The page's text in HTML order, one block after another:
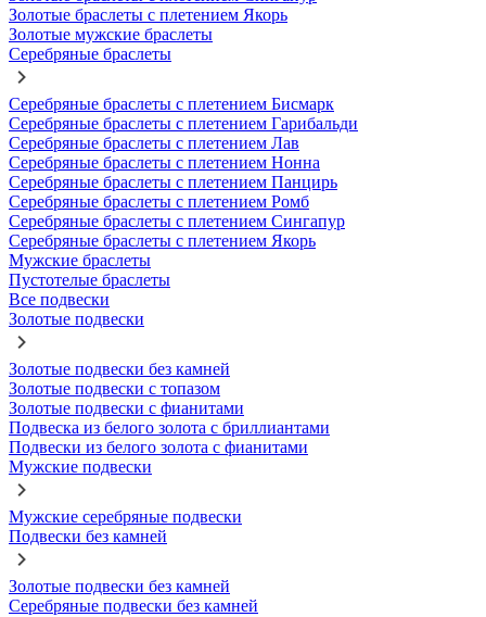
Золотые браслеты с плетением Якорь
Золотые мужские браслеты
Серебряные браслеты
Серебряные браслеты с плетением Бисмарк
Серебряные браслеты с плетением Гарибальди
Серебряные браслеты с плетением Лав
Серебряные браслеты с плетением Нонна
Серебряные браслеты с плетением Панцирь
Серебряные браслеты с плетением Ромб
Серебряные браслеты с плетением Сингапур
Серебряные браслеты с плетением Якорь
Мужские браслеты
Пустотелые браслеты
Все подвески
Золотые подвески
Золотые подвески без камней
Золотые подвески с топазом
Золотые подвески с фианитами
Подвеска из белого золота с бриллиантами
Подвески из белого золота с фианитами
Мужские подвески
Мужские серебряные подвески
Подвески без камней
Золотые подвески без камней
Серебряные подвески без камней